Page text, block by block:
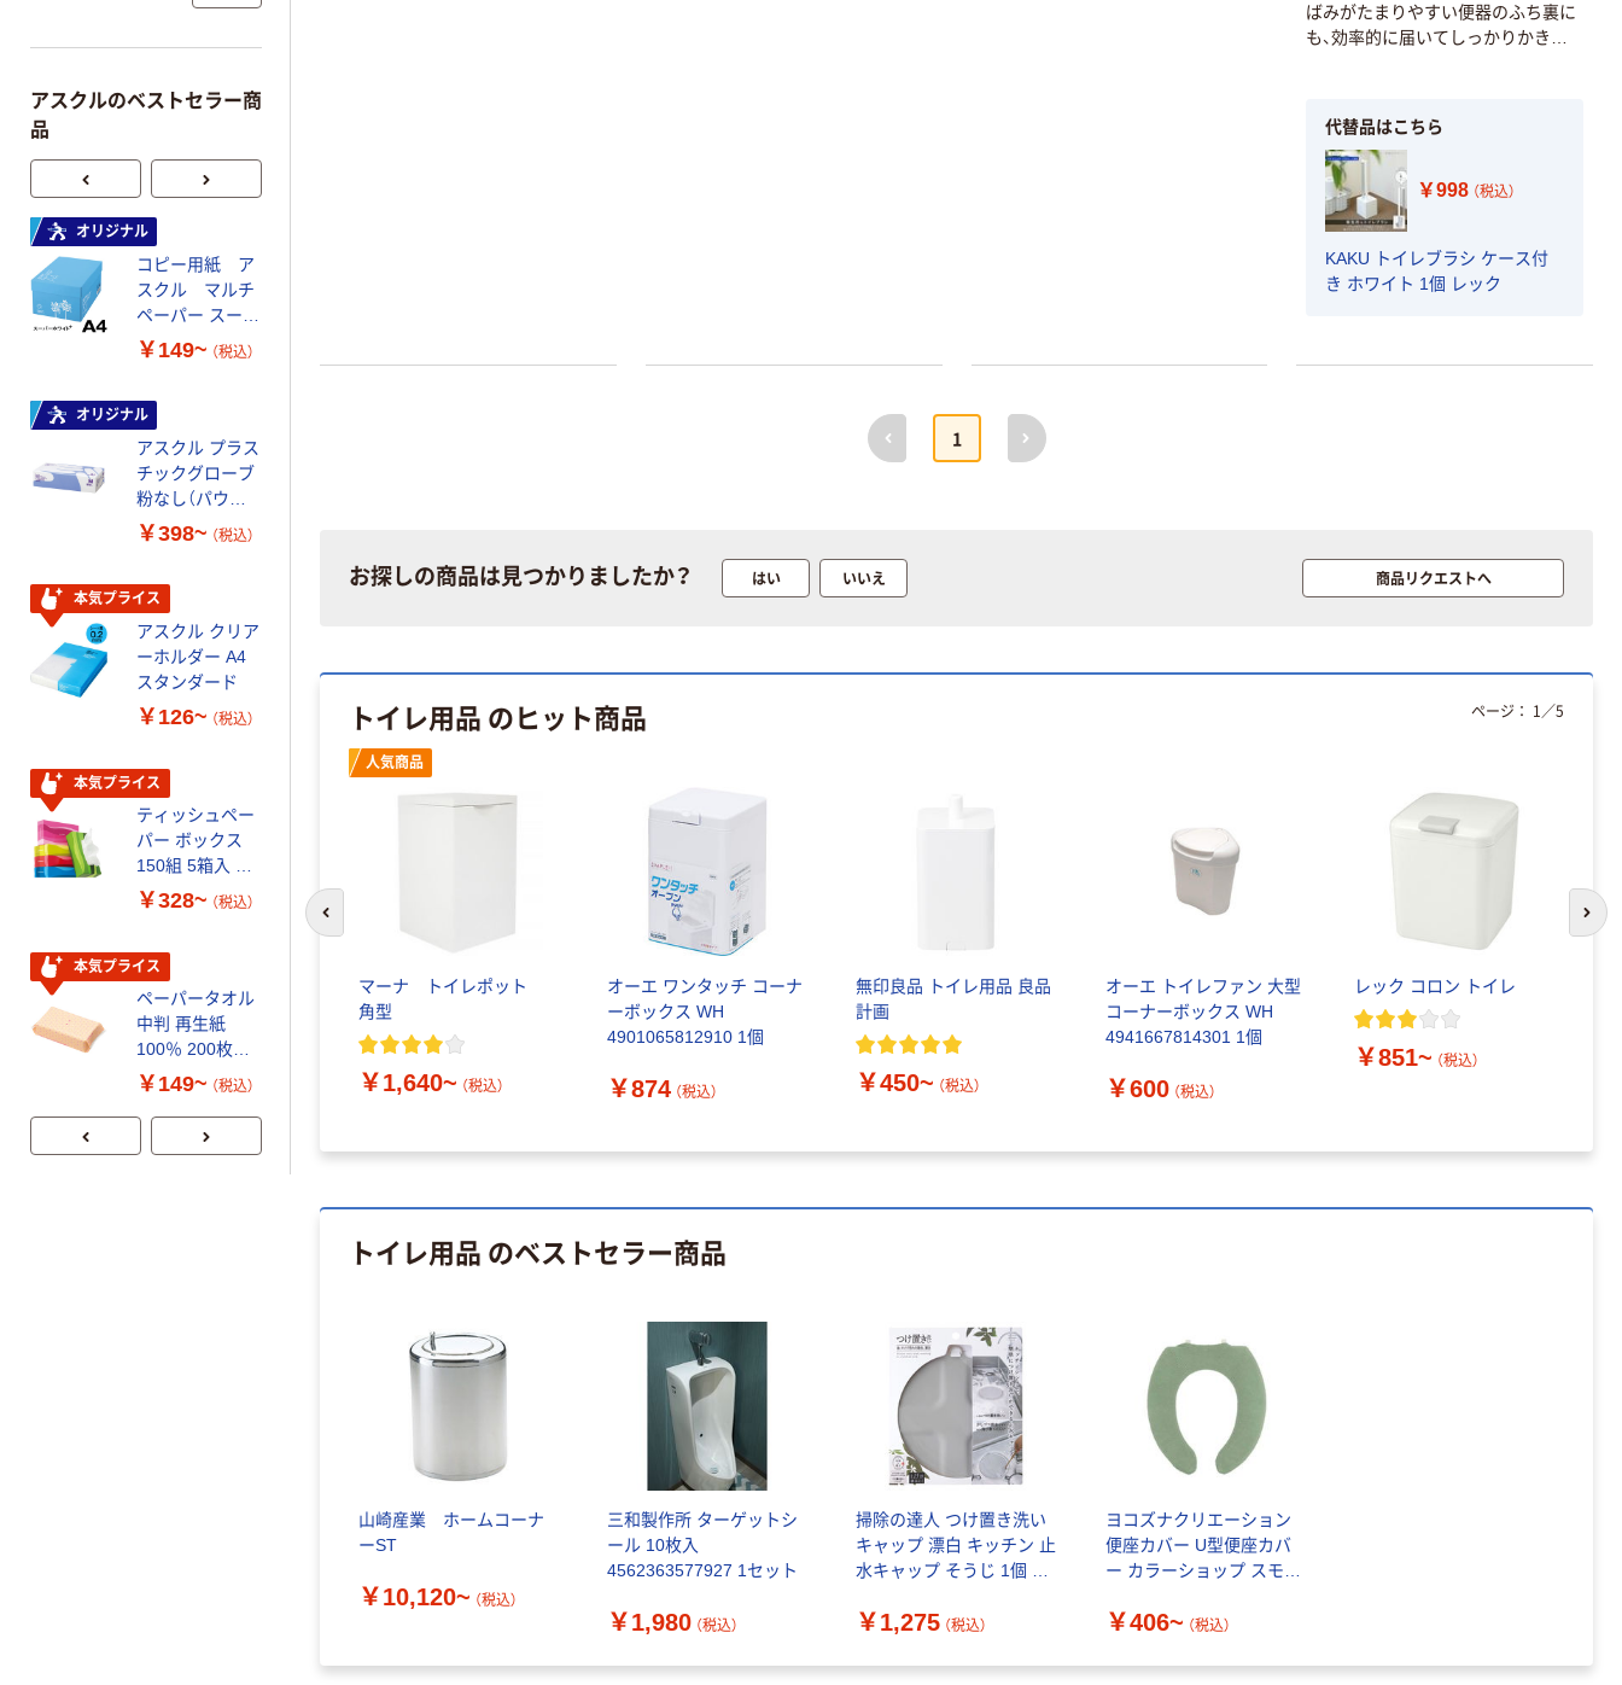
ばみがたまりやすい便器のふち裏に
も、効率的に届いてしっかりかきと
代替品はこちら
￥998 （税込）
KAKU トイレブラシ ケース付
き ホワイト 1個 レック
前へ
1
次へ
お探しの商品は見つかりましたか？ はい いいえ 商品リクエストへ
トイレ用品 のヒット商品
式ト
台（直
使い捨て サニタリーボッ
クス BOX 5枚 組み立てゴ
ミ箱 1個（5枚入）川本産業
￥547 （税込）
人気商品
マーナ トイレポット
角型
￥1,640~ （税込）
オーエ ワンタッチ コーナ
ーボックス WH
4901065812910 1個
￥874 （税込）
無印良品 トイレ用品 良品
計画
￥450~ （税込）
オーエ トイレファン 大型
コーナーボックス WH
4941667814301 1個
￥600 （税込）
レック コロン トイレ
￥851~ （税込）
ページ： 1 ／5
次
トイレ用品 のベストセラー商品
山崎産業 ホームコーナ
ーST
￥10,120~ （税込）
三和製作所 ターゲットシ
ール 10枚入
4562363577927 1セット
￥1,980 （税込）
掃除の達人 つけ置き洗い
キャップ 漂白 キッチン 止
水キャップ そうじ 1個 マ
￥1,275 （税込）
ヨコズナクリエーション
便座カバー U型便座カバ
ー カラーショップ スモー
￥406~ （税込）
アスクルのベストセラー商
品
オリジナル
コピー用紙 ア
スクル マルチ
ペーパー スーパ
ーホワイト+
￥149~ （税込）
オリジナル
アスクル プラス
チックグローブ
粉なし（パウダ
ーフリー）
￥398~ （税込）
本気プライス
アスクル クリア
ーホルダー A4
スタンダード
￥126~ （税込）
本気プライス
ティッシュペー
パー ボックス
150組 5箱入 ア
スクル スマート
証
￥328~ （税込）
本気プライス
ペーパータオル
中判 再生紙
100％ 200枚
FSC認証 シング
企画 オリジナル
￥149~ （税込）
芯あり FSC認
￥458~ （税込）
本気プライス
トイレットペー
芯あり FSC認
アスクル プラ
ブ 薄手 粉な
し（パウダーフ
リー）
￥298~ （税込）
レス 10本
G バルクタイプ
ーター ペットボ
トル
￥686~ （税込）
本気プライス
ファーストレイ
ト ホワイト紙コ
￥374~
ト 粉なし（パ
本気プライス
ペーパータオル
本気プライス
ウダーフリー）
アスクル 検査用
￥96~
レクリーナー
オリジナル
コピー用紙 ア
スクル マルチ
本気プライス
￥126~ （税込）
ティッシュペー
パー ボックス
スクル スマート
コンパクト ビ
ビッド PEFC認
ペーパータオル
中判 再生紙
100％ 200枚